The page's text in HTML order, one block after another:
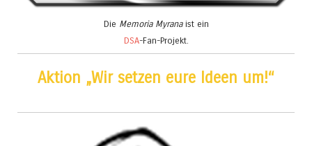
Die Memoria Myranaist ein
DSA-Fan-Projekt.
Aktion „Wir setzen eure Ideen um!“